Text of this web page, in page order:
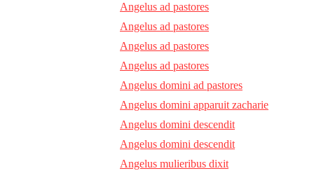
Angelus ad pastores
Angelus ad pastores
Angelus ad pastores
Angelus ad pastores
Angelus domini ad pastores
Angelus domini apparuit zacharie
Angelus domini descendit
Angelus domini descendit
Angelus mulieribus dixit